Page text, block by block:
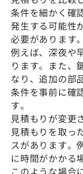
条件を細かく確
発生する可能性
必要があります。
例えば、深夜や
ります。また、
なり、追加の部
条件を事前に確
す。
見積もりが変更
見積もりを取っ
スがあります。
に時間がかかる
このような場合